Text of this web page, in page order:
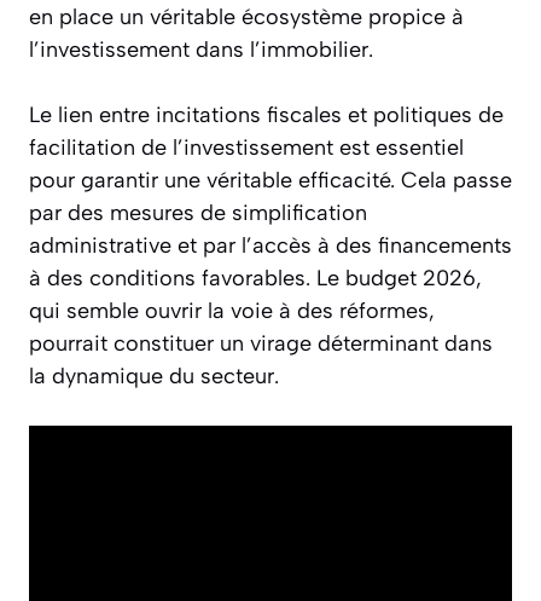
en place un véritable écosystème propice à
l’investissement dans l’immobilier.
Le lien entre incitations fiscales et politiques de
facilitation de l’investissement est essentiel
pour garantir une véritable efficacité. Cela passe
par des mesures de simplification
administrative et par l’accès à des financements
à des conditions favorables. Le budget 2026,
qui semble ouvrir la voie à des réformes,
pourrait constituer un virage déterminant dans
la dynamique du secteur.